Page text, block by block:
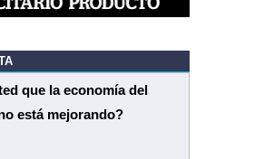
que la economía del
está mejorando?